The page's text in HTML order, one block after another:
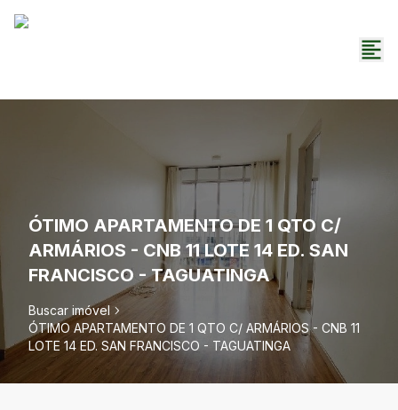
ÓTIMO APARTAMENTO DE 1 QTO C/
ARMÁRIOS - CNB 11 LOTE 14 ED. SAN
FRANCISCO - TAGUATINGA
Buscar imóvel
ÓTIMO APARTAMENTO DE 1 QTO C/ ARMÁRIOS - CNB 11
LOTE 14 ED. SAN FRANCISCO - TAGUATINGA